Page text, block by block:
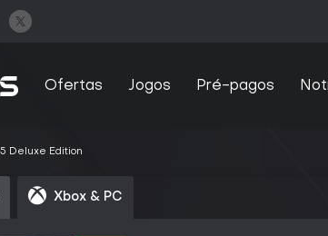
Ofertas Jogos Pré-pagos
Deluxe Edition
Xbox & PC